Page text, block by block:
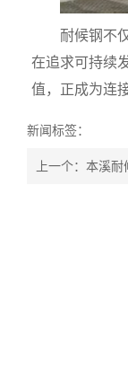
耐候钢不
在追求可持续
值，正成为连
新闻标签：
上一个：本溪